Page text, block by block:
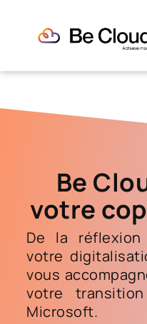
Be
votre
De la réflexion
votre
vous
votre
Microsoft.